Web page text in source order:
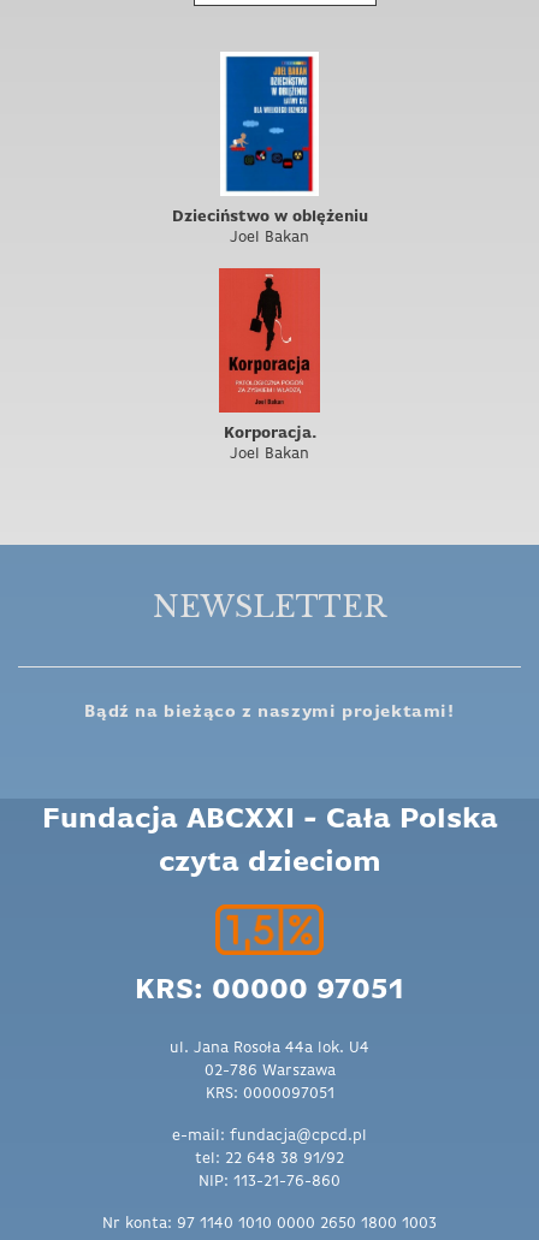
Dzieciństwo w oblężeniu
Joel Bakan
Korporacja.
Joel Bakan
NEWSLETTER
Bądź na bieżąco z naszymi projektami!
Fundacja ABCXXI - Cała Polska
czyta dzieciom
KRS: 00000 97051
ul. Jana Rosoła 44a lok. U4
02-786 Warszawa
KRS: 0000097051
e-mail: fundacja@cpcd.pl
tel: 22 648 38 91/92
NIP: 113-21-76-860
Nr konta: 97 1140 1010 0000 2650 1800 1003